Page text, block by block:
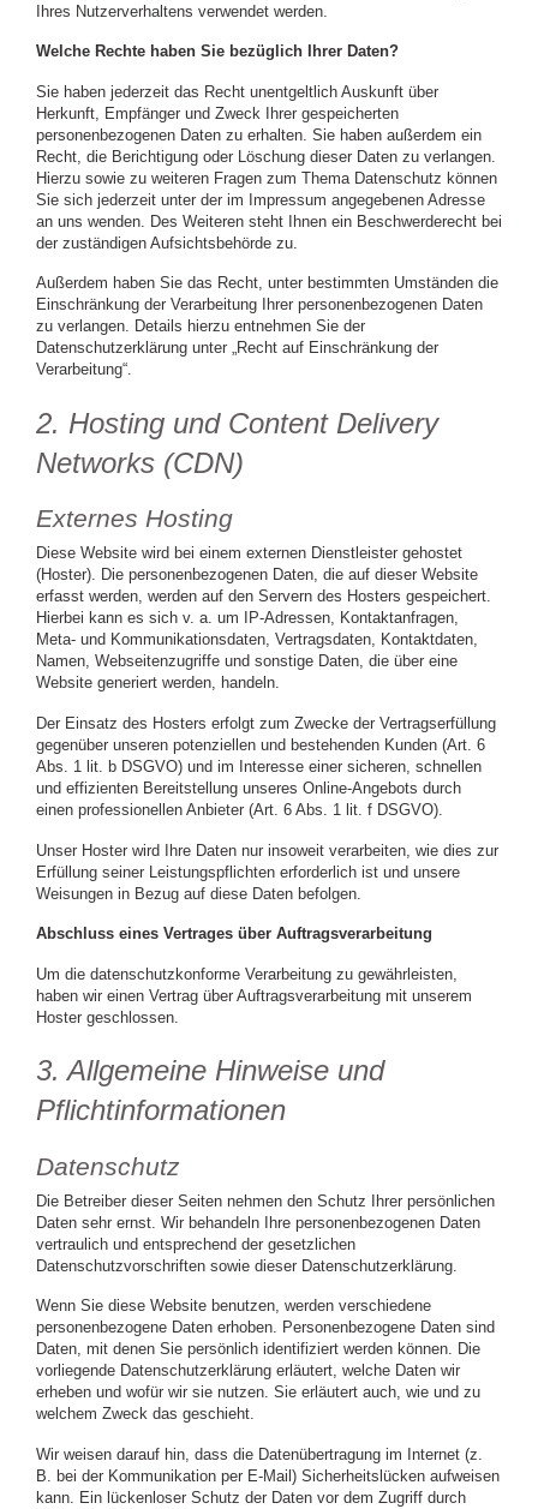
Ihres Nutzerverhaltens verwendet werden.
Welche Rechte haben Sie bezüglich Ihrer Daten?
Sie haben jederzeit das Recht unentgeltlich Auskunft über
Herkunft, Empfänger und Zweck Ihrer gespeicherten
personenbezogenen Daten zu erhalten. Sie haben außerdem ein
Recht, die Berichtigung oder Löschung dieser Daten zu verlangen.
Hierzu sowie zu weiteren Fragen zum Thema Datenschutz können
Sie sich jederzeit unter der im Impressum angegebenen Adresse
an uns wenden. Des Weiteren steht Ihnen ein Beschwerderecht bei
der zuständigen Aufsichtsbehörde zu.
Außerdem haben Sie das Recht, unter bestimmten Umständen die
Einschränkung der Verarbeitung Ihrer personenbezogenen Daten
zu verlangen. Details hierzu entnehmen Sie der
Datenschutzerklärung unter „Recht auf Einschränkung der
Verarbeitung“.
2. Hosting und Content Delivery
Networks (CDN)
Externes Hosting
Diese Website wird bei einem externen Dienstleister gehostet
(Hoster). Die personenbezogenen Daten, die auf dieser Website
erfasst werden, werden auf den Servern des Hosters gespeichert.
Hierbei kann es sich v. a. um IP-Adressen, Kontaktanfragen,
Meta- und Kommunikationsdaten, Vertragsdaten, Kontaktdaten,
Namen, Webseitenzugriffe und sonstige Daten, die über eine
Website generiert werden, handeln.
Der Einsatz des Hosters erfolgt zum Zwecke der Vertragserfüllung
gegenüber unseren potenziellen und bestehenden Kunden (Art. 6
Abs. 1 lit. b DSGVO) und im Interesse einer sicheren, schnellen
und effizienten Bereitstellung unseres Online-Angebots durch
einen professionellen Anbieter (Art. 6 Abs. 1 lit. f DSGVO).
Unser Hoster wird Ihre Daten nur insoweit verarbeiten, wie dies zur
Erfüllung seiner Leistungspflichten erforderlich ist und unsere
Weisungen in Bezug auf diese Daten befolgen.
Abschluss eines Vertrages über Auftragsverarbeitung
Um die datenschutzkonforme Verarbeitung zu gewährleisten,
haben wir einen Vertrag über Auftragsverarbeitung mit unserem
Hoster geschlossen.
3. Allgemeine Hinweise und
Pflichtinformationen
Datenschutz
Die Betreiber dieser Seiten nehmen den Schutz Ihrer persönlichen
Daten sehr ernst. Wir behandeln Ihre personenbezogenen Daten
vertraulich und entsprechend der gesetzlichen
Datenschutzvorschriften sowie dieser Datenschutzerklärung.
Wenn Sie diese Website benutzen, werden verschiedene
personenbezogene Daten erhoben. Personenbezogene Daten sind
Daten, mit denen Sie persönlich identifiziert werden können. Die
vorliegende Datenschutzerklärung erläutert, welche Daten wir
erheben und wofür wir sie nutzen. Sie erläutert auch, wie und zu
welchem Zweck das geschieht.
Wir weisen darauf hin, dass die Datenübertragung im Internet (z.
B. bei der Kommunikation per E-Mail) Sicherheitslücken aufweisen
kann. Ein lückenloser Schutz der Daten vor dem Zugriff durch